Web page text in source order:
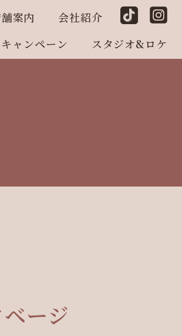
案内
会社紹介
キャンペーン スタジオ&ロケ
ージ